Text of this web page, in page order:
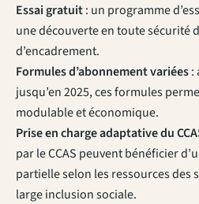
Essai gratuit: un programme
une découverte en toute sécurité
d’encadrement.
Formules d’abonnement variées:
jusqu’en 2025, ces formules
modulable et économique.
Prise en charge adaptative du
par le CCAS peuvent bénéficier
partielle selon les ressources des
large inclusion sociale.